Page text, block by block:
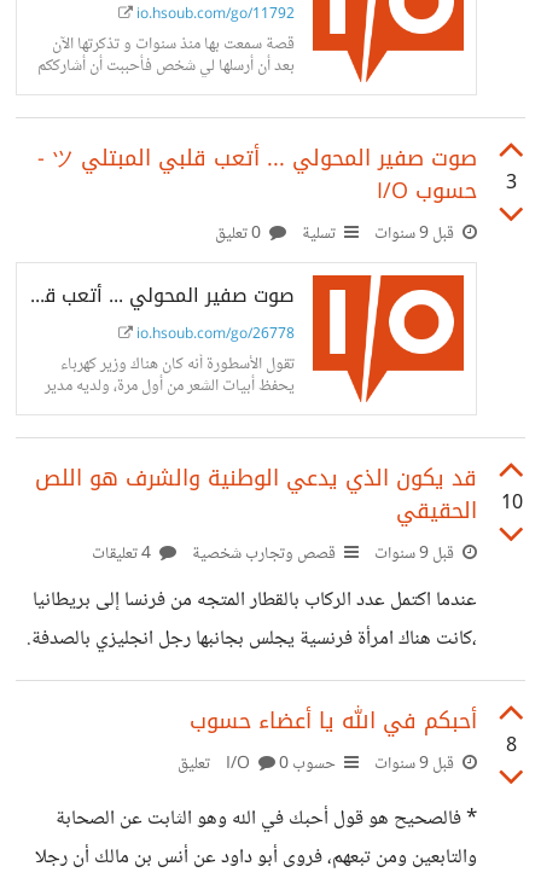
io.hsoub.com/go/11792
قصة سمعت بها منذ سنوات و تذكرتها الآن
بعد أن أرسلها لي شخص فأحببت أن أشارككم
3
ﺻﻮﺕ ﺻﻔﻴﺮ ﺍﻟﻤﺤﻮﻟﻲ ... ﺃﺗﻌﺐ ﻗﻠﺒﻲ ﺍﻟﻤﺒﺘﻠﻲ ツ -
حسوب I/O
قبل 9 سنوات تسلية
ﺻﻮﺕ ﺻﻔﻴﺮ ﺍﻟﻤﺤﻮﻟﻲ ... ﺃﺗﻌﺐ ﻗﻠﺒﻲ ﺍﻟﻤﺒﺘﻠﻲ ツ - حسوب I/O
io.hsoub.com/go/26778
تقول الأسطورة أنه كان هناك وزير كهرباء
يحفظ أبيات الشعر من أول مرة، ولديه مدير
مكتب
10
قد يكون الذي يدعي الوطنية والشرف هو اللص
الحقيقي
قبل 9 سنوات قصص وتجارب شخصية
عندما اكتمل عدد الركاب بالقطار المتجه من فرنسا إلى بريطانيا
،كانت هناك امرأة فرنسية يجلس بجانبها رجل انجليزي بالصدفة.
بدى التوتر ظاهرا على وجه المرأة الفرنسية فسألها الانجليزي: لم
أنتي قلقة؟ قالت أحمل معي دولارات فوق المصرح به وهي
10,000 دولار. قال الانجليزي: اقسميها بيننا فاذا قبضوا عليك
عنوانك لأعيدها لك عند وصولنا لندن فعلت الفرنسية فأعطته
عنوانها ولكن عند التفتيش كانت الفرنسية تقف أمام الانجليزي
8
أحبكم في الله يا أعضاء حسوب
قبل 9 سنوات حسوب I/O0 تعليق
* فالصحيح هو قول أحبك في الله وهو الثابت عن الصحابة
والتابعين ومن تبعهم، فروى أبو داود عن أنس بن مالك أن رجلا